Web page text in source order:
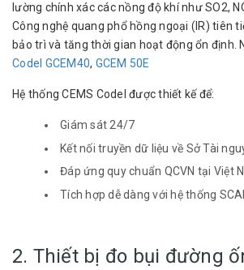
lường chính xác các nồng độ khí như SO2,
Công nghệ quang phổ hồng ngoại (IR) tiên
bảo trì và tăng thời gian hoạt động ổn định.
Codel GCEM40, GCEM 50E
Hệ thống CEMS Codel được thiết kế để:
Giám sát 24/7
Kết nối truyền dữ liệu về Sở Tài
Đáp ứng quy chuẩn QCVN tại Việt
Tích hợp dễ dàng với hệ thống
2. Thiết bị đo bụi đường